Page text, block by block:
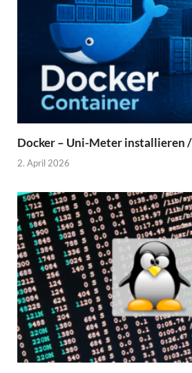
Docker – Uni-Meter installieren
2. April 2026